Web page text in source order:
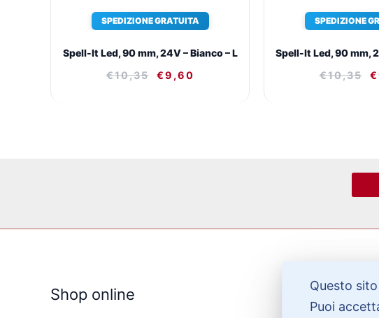
SPEDIZIONE GRATUITA
Spell-It Led, 90 mm, 24V – Bianco – L
€10,35 €9,60
SPEDIZIONE
Spell-It Led, 90 mm,
€10,35 €
Shop online
Questo
Puoi